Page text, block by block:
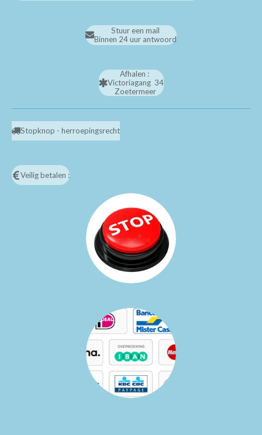
Stuur een mail
Binnen 24 uur antwoord
Afhalen :
Victoriagang 34
Zoetermeer
Stopknop - herroepingsrecht
Veilig betalen :